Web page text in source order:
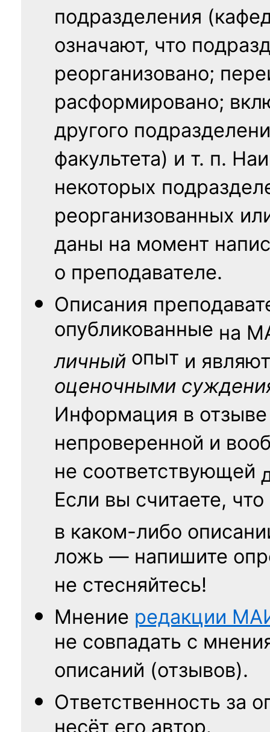
подразделения
означают, что
реорганизовано;
расформировано;
другого
факультета) и т. п.
некоторых
реорганизованных
даны на момент
о преподавателе.
Описания
опубликованные на
личный опыт и
оценочными
Информация в
непроверенной и
не соответствующей
Если вы считаете, что
в каком-либо
ложь — напишите
не стесняйтесь!
Мнение редакции
не совпадать с
описаний (отзывов).
Ответственность за